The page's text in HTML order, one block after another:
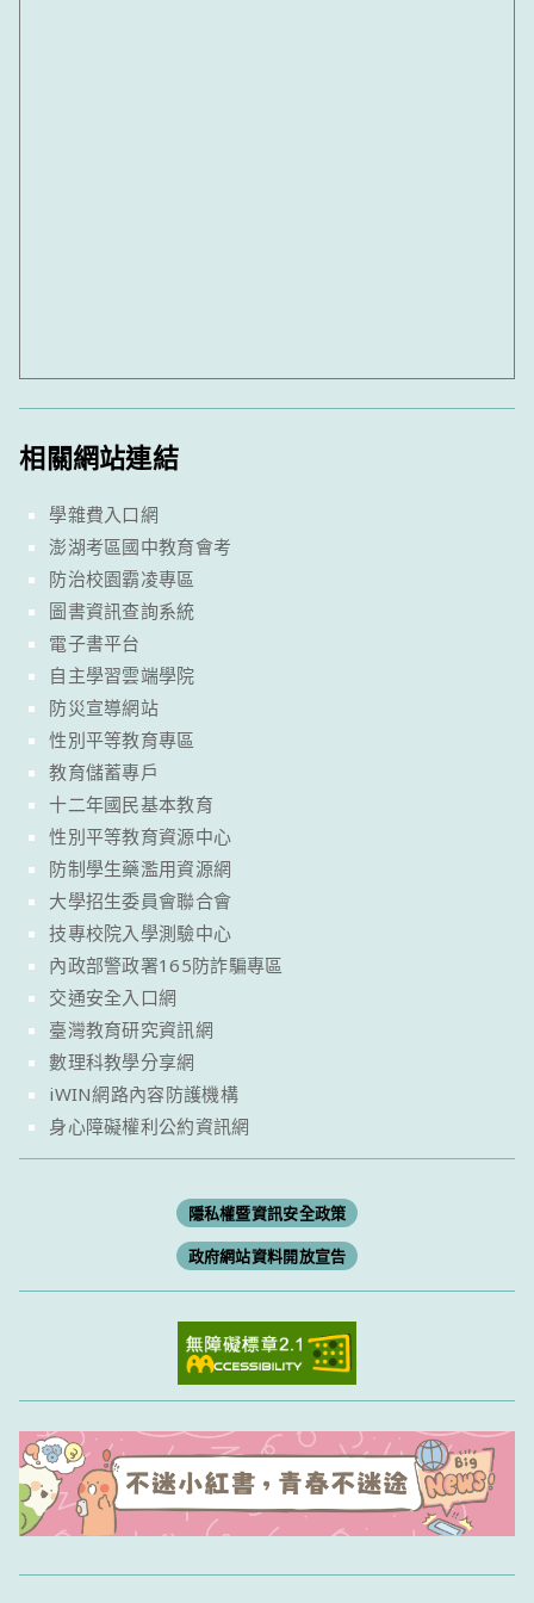
相關網站連結
學雜費入口網
澎湖考區國中教育會考
防治校園霸凌專區
圖書資訊查詢系統
電子書平台
自主學習雲端學院
防災宣導網站
性別平等教育專區
教育儲蓄專戶
十二年國民基本教育
性別平等教育資源中心
防制學生藥濫用資源網
大學招生委員會聯合會
技專校院入學測驗中心
內政部警政署165防詐騙專區
交通安全入口網
臺灣教育研究資訊網
數理科教學分享網
iWIN網路內容防護機構
身心障礙權利公約資訊網
隱私權暨資訊安全政策
政府網站資料開放宣告